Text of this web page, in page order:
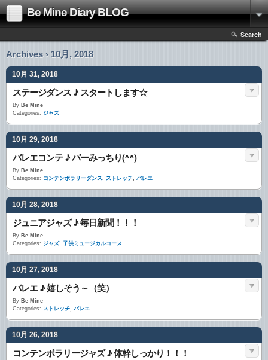
Be Mine Diary BLOG
Search
Archives › 10月, 2018
10月 31, 2018
ステージダンス ♪ スタートします☆
By Be Mine
Categories: ジャズ
10月 29, 2018
バレエコンテ ♪ バーみっちり(^^)
By Be Mine
Categories: コンテンポラリーダンス, ストレッチ, バレエ
10月 28, 2018
ジュニアジャズ ♪ 毎日新聞！！！
By Be Mine
Categories: ジャズ, 子供ミュージカルコース
10月 27, 2018
バレエ ♪ 嬉しそう～（笑）
By Be Mine
Categories: ストレッチ, バレエ
10月 26, 2018
コンテンポラリージャズ ♪ 体幹しっかり！！！